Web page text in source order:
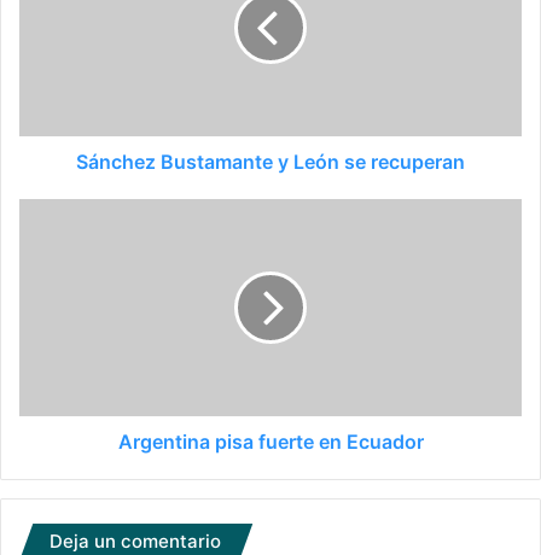
Sánchez Bustamante y León se recuperan
Argentina pisa fuerte en Ecuador
Deja un comentario